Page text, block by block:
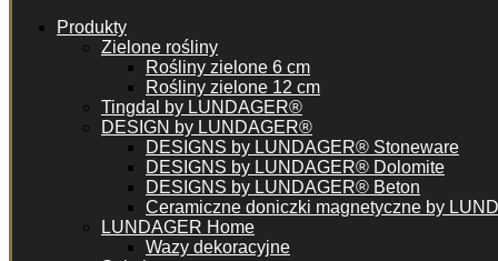
Produkty
Zielone rośliny
Rośliny zielone 6 cm
Rośliny zielone 12 cm
Tingdal by LUNDAGER®
DESIGN by LUNDAGER®
DESIGNS by LUNDAGER® Stoneware
DESIGNS by LUNDAGER® Dolomite
DESIGNS by LUNDAGER® Beton
Ceramiczne doniczki magnetyczne by
LUNDAGER Home
Wazy dekoracyjne